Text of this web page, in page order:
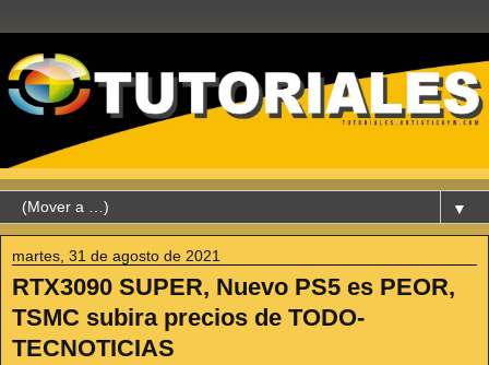
▼
martes, 31 de agosto de 2021
RTX3090 SUPER, Nuevo PS5 es PEOR,
TSMC subira precios de TODO-
TECNOTICIAS